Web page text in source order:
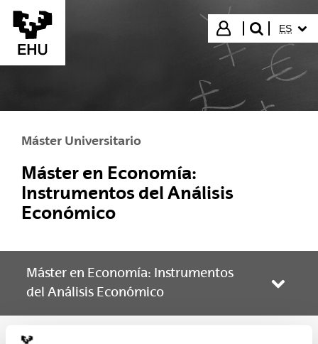
Saltar al contenido principal
Iniciar sesión
buscar"
ES
Máster Universitario
Máster en Economía:
Instrumentos del Análisis
Económico
Máster en Economía: Instrumentos
del Análisis Económico